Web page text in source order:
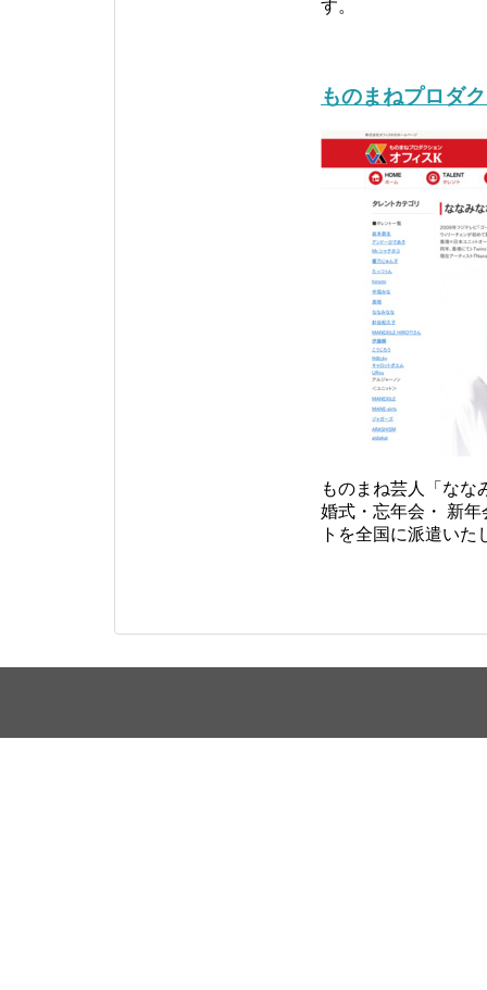
す。
ものまねプロダ
ものまね芸人「なな
婚式・忘年会・ 新
トを全国に派遣い